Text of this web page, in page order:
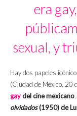
era
sexual, y
Hay dos papeles
(Ciudad de México, 20
gaydel cine mexicano
olvidados(1950) de